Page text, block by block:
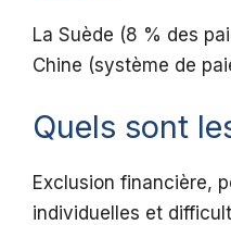
La Suède (8 % des
Chine (système de
Quels sont
Exclusion financière,
individuelles et